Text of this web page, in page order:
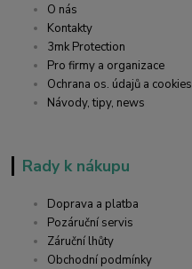
O nás
Kontakty
3mk Protection
Pro firmy a organizace
Ochrana os. údajů a cookies
Návody, tipy, news
Rady k nákupu
Doprava a platba
Pozáruční servis
Záruční lhůty
Obchodní podmínky